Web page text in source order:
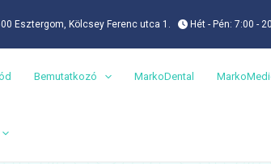
Esztergom, Kölcsey Ferenc utca 1. Hét - Pén: 7:00 -
Bemutatkozó MarkoDental